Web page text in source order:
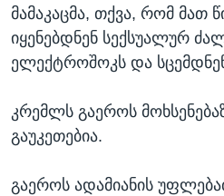
მამაკაცმა, თქვა, რომ მათ
იყენებდნენ სექსუალურ
ელექტროშოკს და
კრემლს გაეროს
გაუკეთებია.
გაეროს ადამიანის